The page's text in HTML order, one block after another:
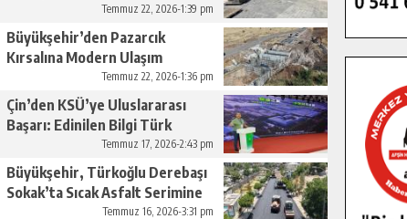
Çevre Düzenlemesi.Temmuz 22, 2026-1:39 pm
Büyükşehir’den Pazarcık
Kırsalına Modern Ulaşım
Temmuz 22, 2026-1:36 pm
Çin’den KSÜ’ye Uluslararası
Başarı: Edinilen Bilgi Türk
Tarımına Katkı Sağlayacak.
Temmuz 17, 2026-2:43 pm
Büyükşehir, Türkoğlu Derebaşı
Sokak’ta Sıcak Asfalt Serimine
Temmuz 16, 2026-3:31 pm